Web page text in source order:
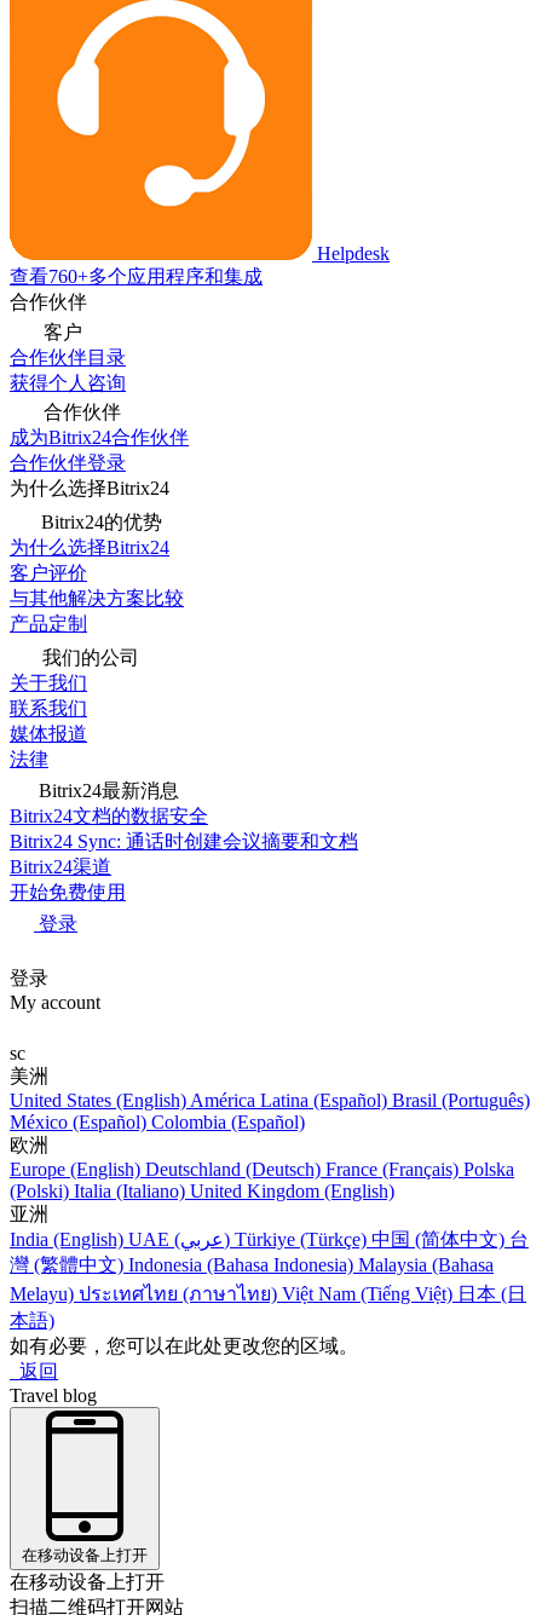
Helpdesk
查看760+多个应用程序和集成
合作伙伴
客户
合作伙伴目录
获得个人咨询
合作伙伴
成为Bitrix24合作伙伴
合作伙伴登录
为什么选择Bitrix24
Bitrix24的优势
为什么选择Bitrix24
客户评价
与其他解决方案比较
产品定制
我们的公司
关于我们
联系我们
媒体报道
法律
Bitrix24最新消息
Bitrix24文档的数据安全
Bitrix24 Sync: 通话时创建会议摘要和文档
Bitrix24渠道
开始免费使用
登录
登录
My account
sc
美洲
United States (English) América Latina (Español) Brasil (Português)
México (Español) Colombia (Español)
欧洲
Europe (English) Deutschland (Deutsch) France (Français) Polska
(Polski) Italia (Italiano) United Kingdom (English)
亚洲
India (English)
UAE (عربي) Türkiye (Türkçe) 中国 (简体中文) 台
灣 (繁體中文) Indonesia (Bahasa Indonesia) Malaysia (Bahasa
Melayu) ประเทศไทย (ภาษาไทย) Việt Nam (Tiếng Việt) 日本 (日
本語)
如有必要，您可以在此处更改您的区域。
返回
Travel blog
在移动设备上打开
在移动设备上打开
扫描二维码打开网站